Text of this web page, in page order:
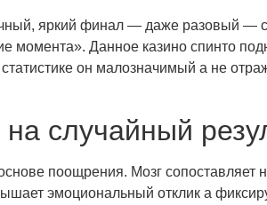
яркий финал — даже разовый —
момента». Данное казино спинто
он малозначимый а не
случайный
поощрения. Мозг сопоставляет
эмоциональный отклик а